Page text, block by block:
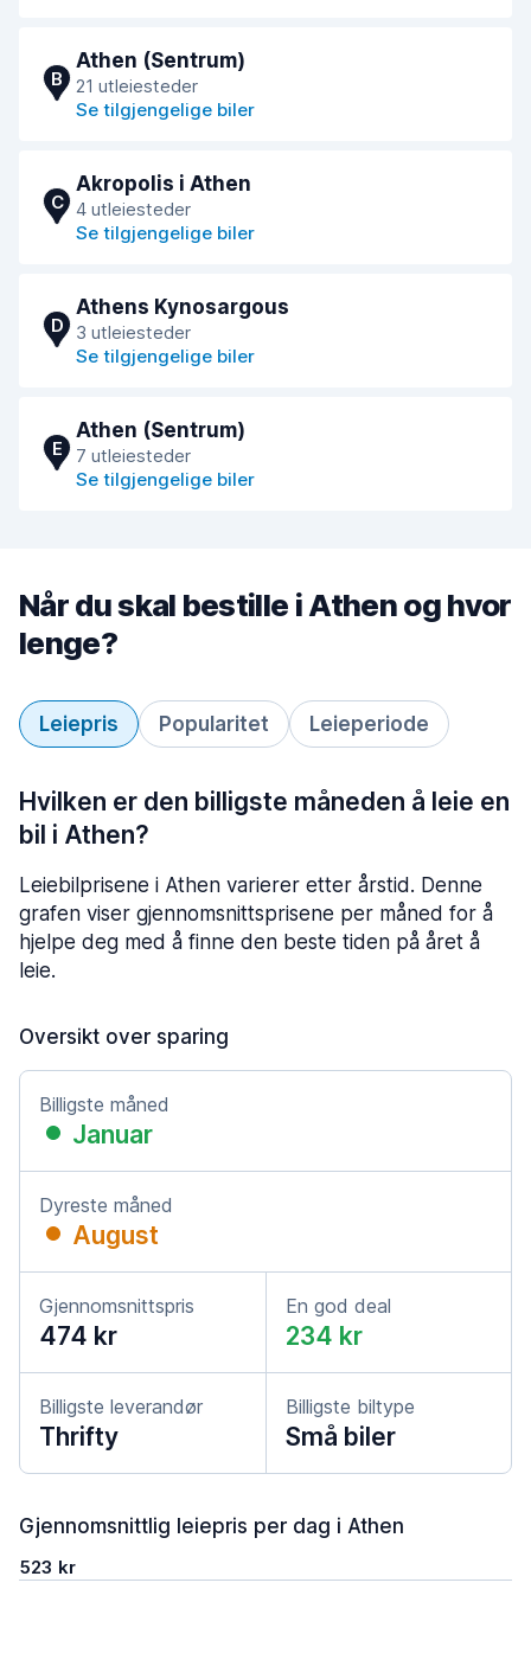
B
Athen (Sentrum)
21 utleiesteder
Se tilgjengelige biler
C
Akropolis i Athen
4 utleiesteder
Se tilgjengelige biler
D
Athens Kynosargous
3 utleiesteder
Se tilgjengelige biler
E
Athen (Sentrum)
7 utleiesteder
Se tilgjengelige biler
Når du skal bestille i Athen og hvor
lenge?
Leiepris Popularitet Leieperiode
Hvilken er den billigste måneden å leie en
bil i Athen?
Leiebilprisene i Athen varierer etter årstid. Denne
grafen viser gjennomsnittsprisene per måned for å
hjelpe deg med å finne den beste tiden på året å
leie.
Oversikt over sparing
Billigste måned
Januar
Dyreste måned
August
Gjennomsnittspris
474 kr
En god deal
234 kr
Billigste leverandør
Thrifty
Billigste biltype
Små biler
Gjennomsnittlig leiepris per dag i Athen
523 kr